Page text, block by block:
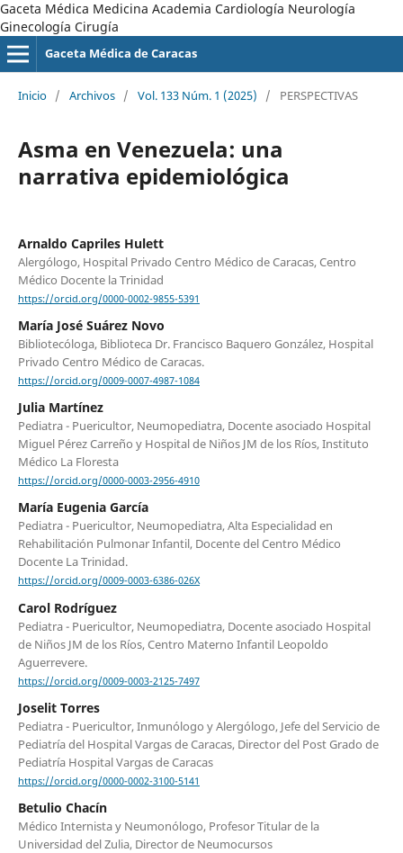
Gaceta Médica Medicina Academia Cardiología Neurología
Ginecología Cirugía
Gaceta Médica de Caracas
Inicio / Archivos / Vol. 133 Núm. 1 (2025) / PERSPECTIVAS
Asma en Venezuela: una
narrativa epidemiológica
Arnaldo Capriles Hulett
Alergólogo, Hospital Privado Centro Médico de Caracas, Centro
Médico Docente la Trinidad
https://orcid.org/0000-0002-9855-5391
María José Suárez Novo
Bibliotecóloga, Biblioteca Dr. Francisco Baquero González, Hospital
Privado Centro Médico de Caracas.
https://orcid.org/0009-0007-4987-1084
Julia Martínez
Pediatra - Puericultor, Neumopediatra, Docente asociado Hospital
Miguel Pérez Carreño y Hospital de Niños JM de los Ríos, Instituto
Médico La Floresta
https://orcid.org/0000-0003-2956-4910
María Eugenia García
Pediatra - Puericultor, Neumopediatra, Alta Especialidad en
Rehabilitación Pulmonar Infantil, Docente del Centro Médico
Docente La Trinidad.
https://orcid.org/0009-0003-6386-026X
Carol Rodríguez
Pediatra - Puericultor, Neumopediatra, Docente asociado Hospital
de Niños JM de los Ríos, Centro Materno Infantil Leopoldo
Aguerrevere.
https://orcid.org/0009-0003-2125-7497
Joselit Torres
Pediatra - Puericultor, Inmunólogo y Alergólogo, Jefe del Servicio de
Pediatría del Hospital Vargas de Caracas, Director del Post Grado de
Pediatría Hospital Vargas de Caracas
https://orcid.org/0000-0002-3100-5141
Betulio Chacín
Médico Internista y Neumonólogo, Profesor Titular de la
Universidad del Zulia, Director de Neumocursos